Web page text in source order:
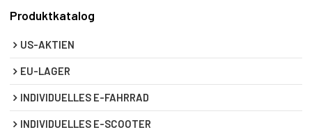
Produktkatalog
US-AKTIEN
EU-LAGER
INDIVIDUELLES E-FAHRRAD
INDIVIDUELLES E-SCOOTER